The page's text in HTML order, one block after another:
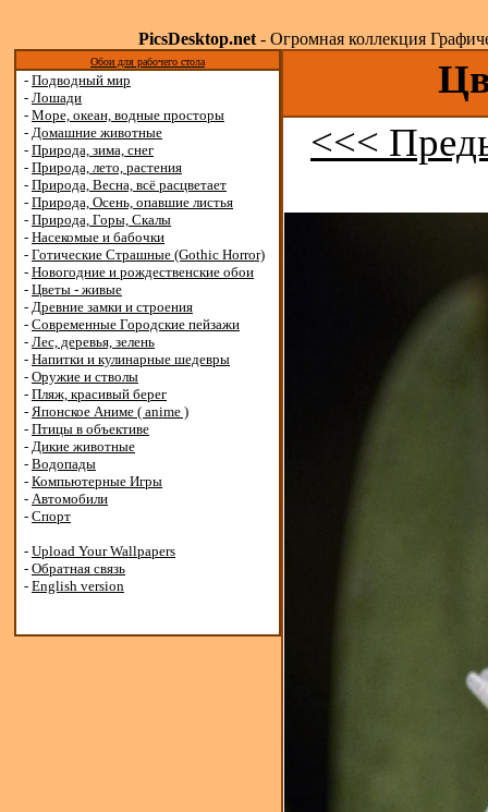
PicsDesktop.net- Огромная коллекция
Обои для рабочего стола
- Подводный мир
- Лошади
- Море, океан, водные просторы
- Домашние животные
- Природа, зима, снег
- Природа, лето, растения
- Природа, Весна, всё расцветает
- Природа, Осень, опавшие листья
- Природа, Горы, Скалы
- Насекомые и бабочки
- Готические Страшные (Gothic Horror)
- Новогодние и рождественские обои
- Цветы - живые
- Древние замки и строения
- Современные Городские пейзажи
- Лес, деревья, зелень
- Напитки и кулинарные шедевры
- Оружие и стволы
- Пляж, красивый берег
- Японское Аниме ( anime )
- Птицы в объективе
- Дикие животные
- Водопады
- Компьютерные Игры
- Автомобили
- Спорт
- Upload Your Wallpapers
- Обратная связь
- English version
<<<